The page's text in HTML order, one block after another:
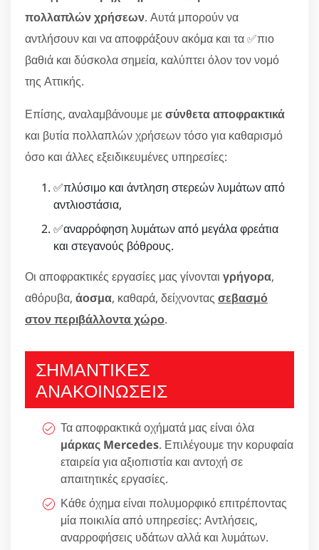
πολλαπλών χρήσεων. Αυτά μπορούν να
αντλήσουν και να αποφράξουν ακόμα και τα ✅πιο
βαθιά και δύσκολα σημεία, καλύπτει όλον τον νομό
της Αττικής.
Επίσης, αναλαμβάνουμε μεσύνθετα αποφρακτικά
και βυτία πολλαπλών χρήσεων τόσο για καθαρισμό
όσο και άλλες εξειδικευμένες υπηρεσίες:
✅πλύσιμο και άντληση στερεών λυμάτων από
αντλιοστάσια,
✅αναρρόφηση λυμάτων από μεγάλα φρεάτια
και στεγανούς βόθρους.
Οι αποφρακτικές εργασίες μας γίνονται γρήγορα,
αθόρυβα, άοσμα, καθαρά, δείχνοντας σεβασμό
στον περιβάλλοντα χώρο.
ΣΗΜΑΝΤΙΚΕΣ
ΑΝΑΚΟΙΝΩΣΕΙΣ
Τα αποφρακτικά οχήματά μας είναι όλα
μάρκας Mercedes. Επιλέγουμε την κορυφαία
εταιρεία για αξιοπιστία και αντοχή σε
απαιτητικές εργασίες.
Κάθε όχημα είναι πολυμορφικό επιτρέποντας
μία ποικιλία από υπηρεσίες: Αντλήσεις,
αναρροφήσεις υδάτων αλλά και λυμάτων.